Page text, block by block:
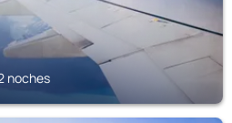
noches